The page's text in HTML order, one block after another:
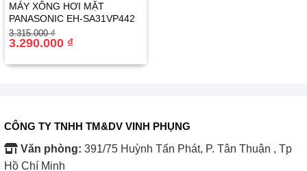
MÁY XÔNG HƠI MẶT
PANASONIC EH-SA31VP442
3.315.000₫
Giá
gốc
là:
3.290.000 ₫
Giá
hiện
tại
3.290.000 ₫.
CÔNG TY TNHH TM&DV VINH PHỤNG
Văn phòng: 391/75 Huỳnh Tấn Phát, P. Tân Thuận , Tp
Hồ Chí Minh